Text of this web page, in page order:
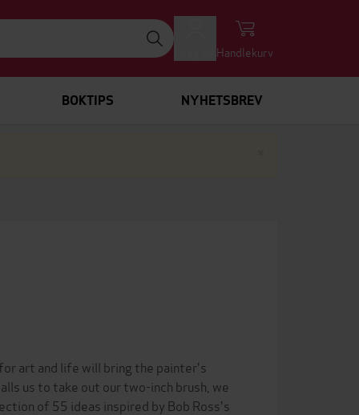
Handlekurv
BOKTIPS NYHETSBREV
art and life will bring the painter's
us to take out our two-inch brush, we
of 55 ideas inspired by Bob Ross's